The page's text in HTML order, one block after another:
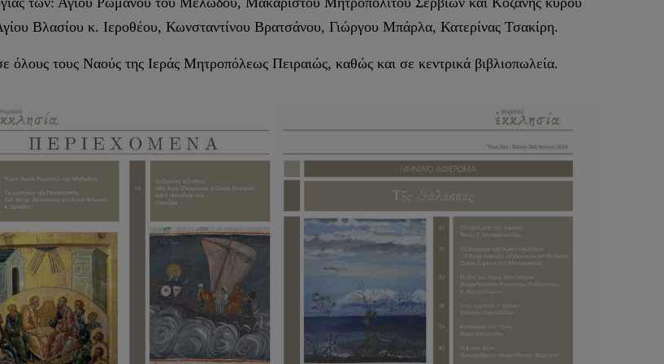
Βλασίου κ. Ιεροθέου, Κωνσταντίνου Βρατσάνου, Γιώργου Μπάρλα, Κατερίνας Τσακίρη.
όλους τους Ναούς της Ιεράς Μητροπόλεως Πειραιώς, καθώς και σε κεντρικά βιβλιοπωλεία.